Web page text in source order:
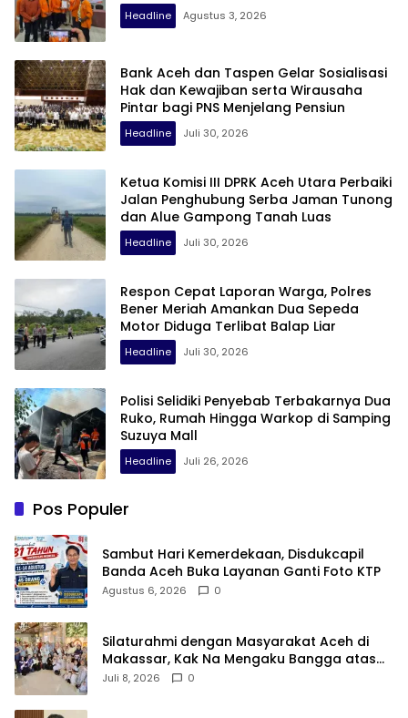
Headline Agustus 3, 2026
Bank Aceh dan Taspen Gelar Sosialisasi
Hak dan Kewajiban serta Wirausaha
Pintar bagi PNS Menjelang Pensiun
Headline Juli 30, 2026
Ketua Komisi III DPRK Aceh Utara Perbaiki
Jalan Penghubung Serba Jaman Tunong
dan Alue Gampong Tanah Luas
Headline Juli 30, 2026
Respon Cepat Laporan Warga, Polres
Bener Meriah Amankan Dua Sepeda
Motor Diduga Terlibat Balap Liar
Headline Juli 30, 2026
Polisi Selidiki Penyebab Terbakarnya Dua
Ruko, Rumah Hingga Warkop di Samping
Suzuya Mall
Headline Juli 26, 2026
Pos Populer
Sambut Hari Kemerdekaan, Disdukcapil
Banda Aceh Buka Layanan Ganti Foto KTP
Agustus 6, 2026 0
Silaturahmi dengan Masyarakat Aceh di
Makassar, Kak Na Mengaku Bangga atas
Kekompakan Perantau Aceh
Juli 8, 2026 0